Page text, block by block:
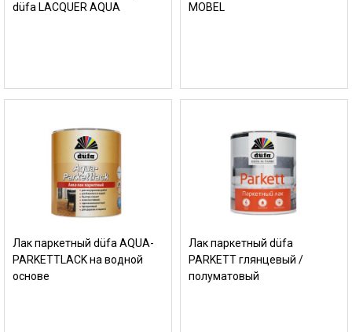
düfa LACQUER AQUA
MOBEL
Лак паркетный düfa AQUA-
PARKETTLACK на водной
основе
Лак паркетный düfa
PARKETT глянцевый /
полуматовый